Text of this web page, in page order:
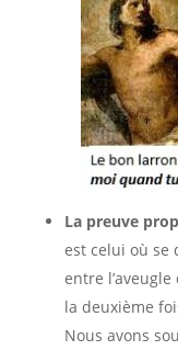
La preuve
est celui où se
entre
la deuxième
Nous avons